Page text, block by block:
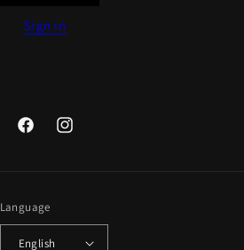
Sign in
FacebookInstagram
Language
English